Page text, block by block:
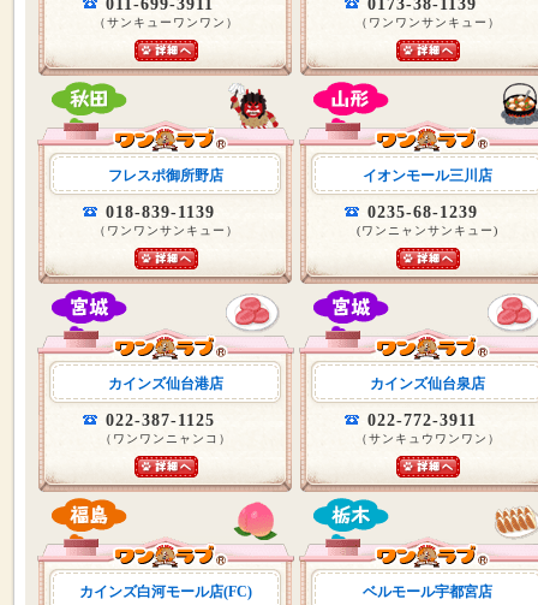
011-699-3911
（サンキューワンワン）
0173-38-1139
（ワンワンサンキュー）
フレスポ御所野店
018-839-1139
（ワンワンサンキュー）
イオンモール三川店
0235-68-1239
(ワンニャンサンキュー)
カインズ仙台港店
022-387-1125
（ワンワンニャンコ）
カインズ仙台泉店
022-772-3911
（サンキュウワンワン）
カインズ白河モール店(FC) ベルモール宇都宮店